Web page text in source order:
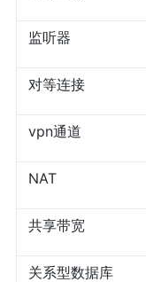
监听器
对等连接
vpn通道
NAT
共享带宽
关系型数据库